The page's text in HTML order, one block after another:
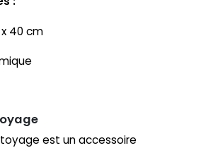
40 cm
est un accessoire